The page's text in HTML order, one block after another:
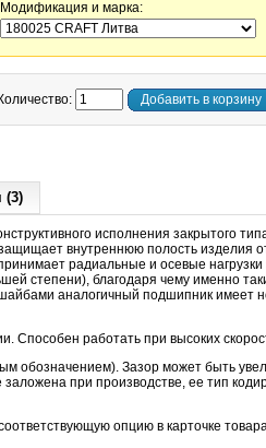
Модификация и марка:
Количество: Добавить в корзину
(3)
исполнения закрытого
внутреннюю полость изделия
радиальные и осевые нагрузки
степени), благодаря чему именно
аналогичный подшипник имеет
Способен работать при высоких
обозначением). Зазор может быть
при производстве, ее тип
опцию в карточке